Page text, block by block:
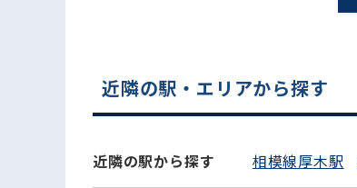
近隣の駅・エリアから探す
近隣の駅から探す 相模線厚木駅